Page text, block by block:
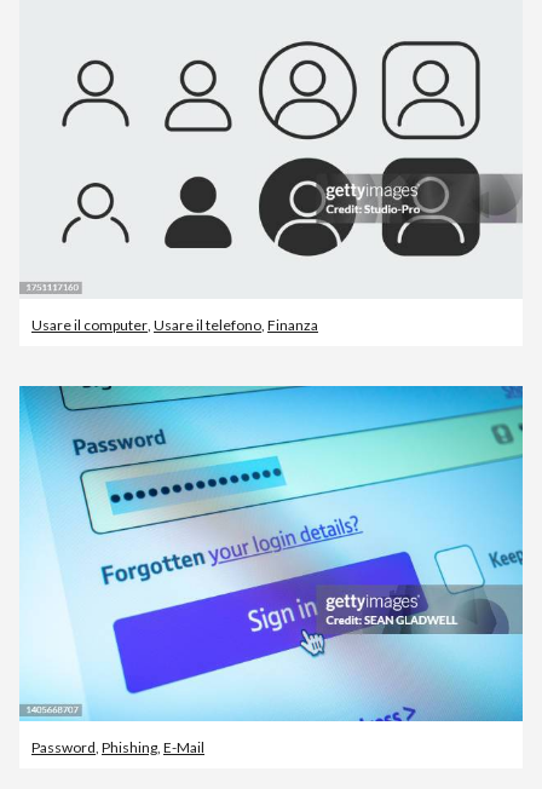
Usare il computer, Usare il telefono, Finanza
Password, Phishing, E-Mail